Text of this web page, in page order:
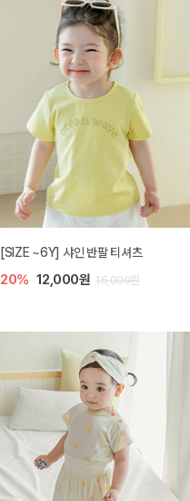
[SIZE ~6Y] 샤인 반팔 티셔츠
20% 12,000원 15,000원